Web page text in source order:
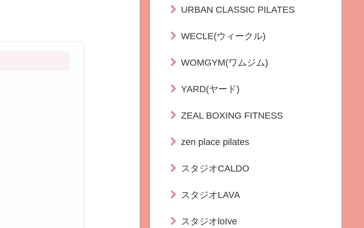
URBAN CLASSIC PILATES
WECLE(ウィークル)
WOMGYM(ワムジム)
YARD(ヤード)
ZEAL BOXING FITNESS
zen place pilates
スタジオCALDO
スタジオLAVA
スタジオloIve